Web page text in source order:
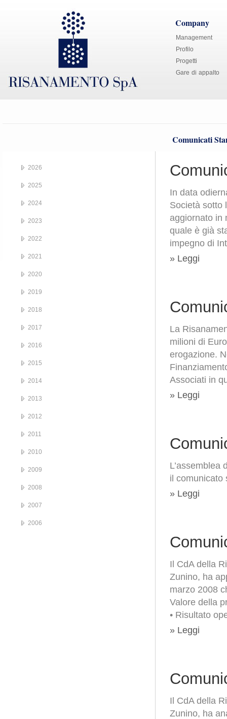
Company
Management
Profilo
Progetti
Gare di appalto
Comunicati
In data
Società sotto
aggiornato in
quale è già
impegno di
» Leggi
La
milioni di
erogazione.
Associati in
» Leggi
L’assemblea
il comunicato
» Leggi
Il CdA della
Zunino, ha
marzo 2008
Valore della
• Risultato
» Leggi
Il CdA della
Zunino, ha
2026
2025
2024
2023
2022
2021
2020
2019
2018
2017
2016
2015
2014
2013
2012
2011
2010
2009
2008
2007
2006